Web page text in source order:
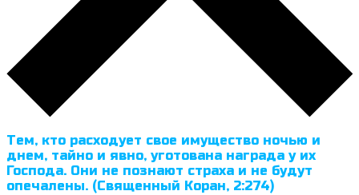
Тем, кто расходует свое имущество ночью и
днем, тайно и явно, уготована награда у их
Господа. Они не познают страха и не будут
опечалены. (Священный Коран, 2:274)